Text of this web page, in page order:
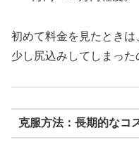
初めて料金を見たとき
少し尻込みしてしまった
克服方法：長期的なコ